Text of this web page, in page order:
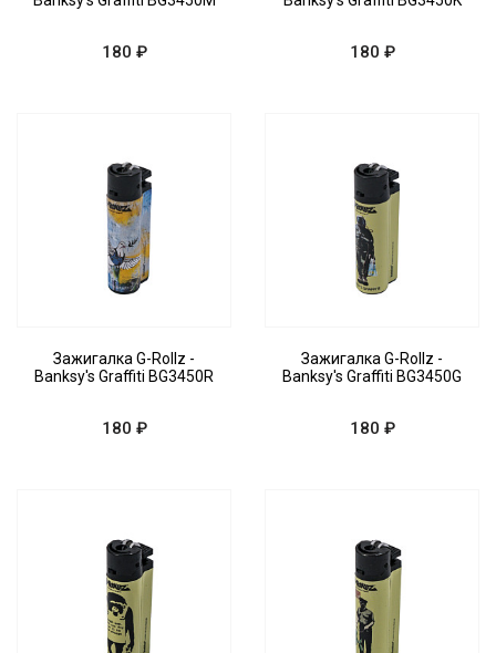
180 ₽ 180 ₽
Зажигалка G-Rollz -
Banksy's Graffiti BG3450R
180 ₽
Зажигалка G-Rollz -
Banksy's Graffiti BG3450G
180 ₽